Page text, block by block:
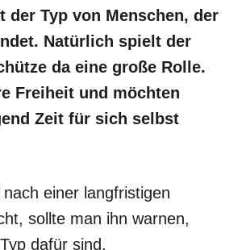
der Typ von Menschen, der
Natürlich spielt der
da eine große Rolle.
Freiheit und möchten
Zeit für sich selbst
einer langfristigen
sollte man ihn warnen,
dafür sind.